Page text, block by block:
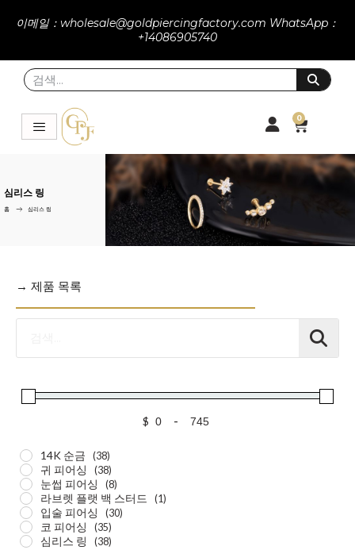
이메일：wholesale@goldpiercingfactory.com WhatsApp：
+14086905740
0
심리스 링
홈 심리스 링
→ 제품 목록
$ -
14K 순금 (38)
귀 피어싱 (38)
눈썹 피어싱 (8)
라브렛 플랫 백 스터드 (1)
입술 피어싱 (30)
코 피어싱 (35)
심리스 링 (38)